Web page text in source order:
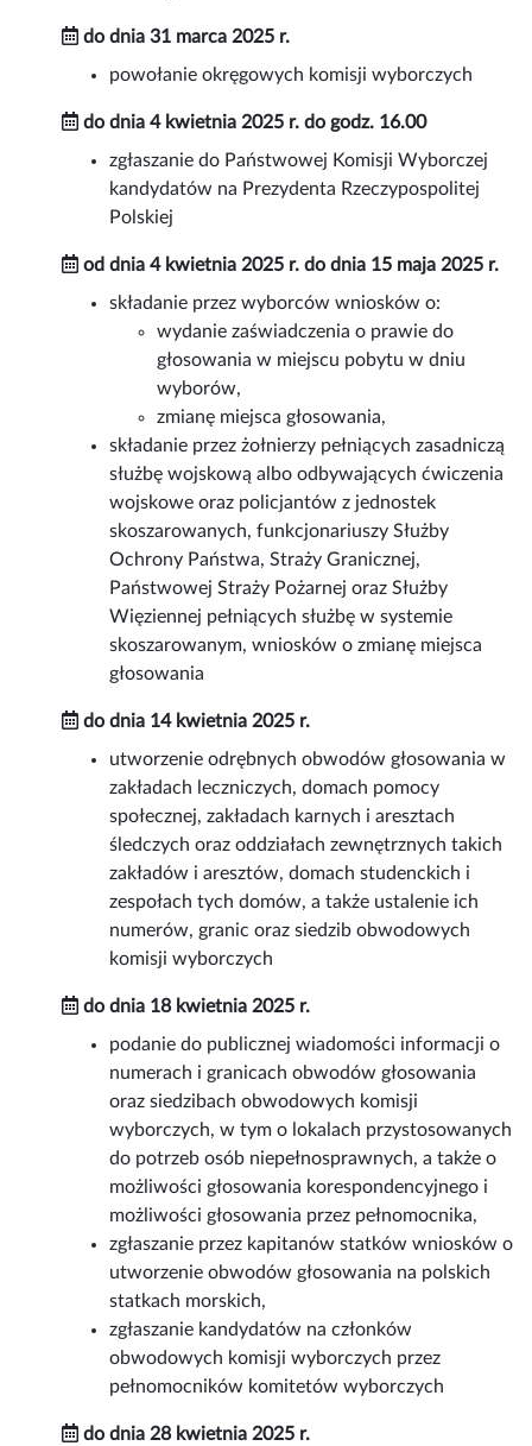
do dnia 31 marca 2025 r.
powołanie okręgowych komisji wyborczych
do dnia 4 kwietnia 2025 r. do godz. 16.00
zgłaszanie do Państwowej Komisji Wyborczej
kandydatów na Prezydenta Rzeczypospolitej
Polskiej
od dnia 4 kwietnia 2025 r. do dnia 15 maja 2025 r.
składanie przez wyborców wniosków o:
wydanie zaświadczenia o prawie do
głosowania w miejscu pobytu w dniu
wyborów,
zmianę miejsca głosowania,
składanie przez żołnierzy pełniących zasadniczą
służbę wojskową albo odbywających ćwiczenia
wojskowe oraz policjantów z jednostek
skoszarowanych, funkcjonariuszy Służby
Ochrony Państwa, Straży Granicznej,
Państwowej Straży Pożarnej oraz Służby
Więziennej pełniących służbę w systemie
skoszarowanym, wniosków o zmianę miejsca
głosowania
do dnia 14 kwietnia 2025 r.
utworzenie odrębnych obwodów głosowania w
zakładach leczniczych, domach pomocy
społecznej, zakładach karnych i aresztach
śledczych oraz oddziałach zewnętrznych takich
zakładów i aresztów, domach studenckich i
zespołach tych domów, a także ustalenie ich
numerów, granic oraz siedzib obwodowych
komisji wyborczych
do dnia 18 kwietnia 2025 r.
podanie do publicznej wiadomości informacji o
numerach i granicach obwodów głosowania
oraz siedzibach obwodowych komisji
wyborczych, w tym o lokalach przystosowanych
do potrzeb osób niepełnosprawnych, a także o
możliwości głosowania korespondencyjnego i
możliwości głosowania przez pełnomocnika,
zgłaszanie przez kapitanów statków wniosków o
utworzenie obwodów głosowania na polskich
statkach morskich,
zgłaszanie kandydatów na członków
obwodowych komisji wyborczych przez
pełnomocników komitetów wyborczych
do dnia 28 kwietnia 2025 r.